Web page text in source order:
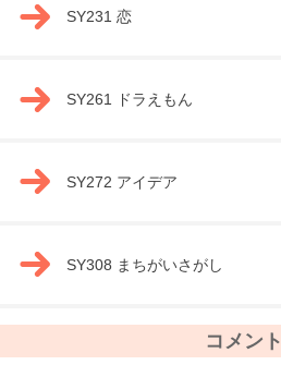
SY231 恋
SY261 ドラえもん
SY272 アイデア
SY308 まちがいさがし
コメント